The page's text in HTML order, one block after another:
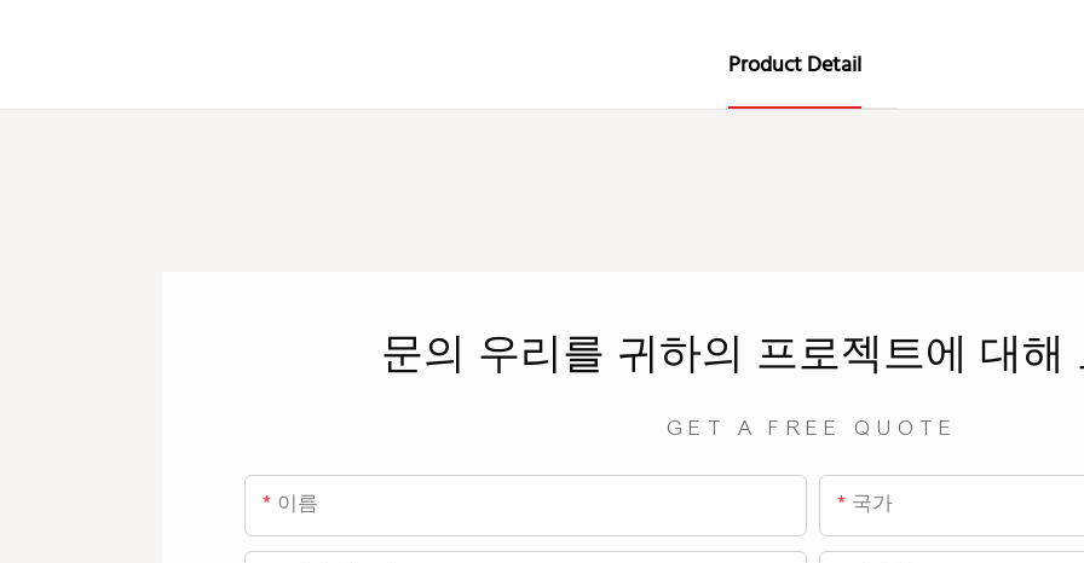
Product Detail
문의 우리를 귀하의 프로젝트에 대해
GET A FREE QUOTE
이름 국가